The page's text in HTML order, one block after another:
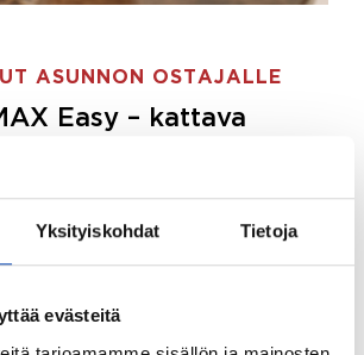
Yksityiskohdat Tietoja
evästeitä
ASUNNON OSTAJALLE
Easy – kattava
ostotoimeksianto ja etsimme juuri